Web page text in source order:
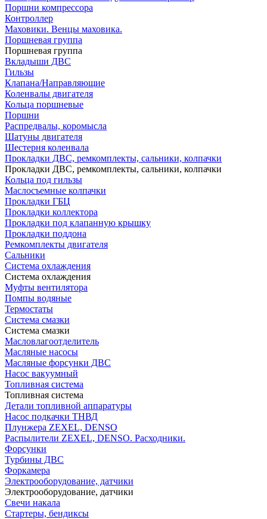
Поршни компрессора
Контроллер
Маховики. Венцы маховика.
Поршневая группа
Поршневая группа
Вкладыши ДВС
Гильзы
Клапана/Направляющие
Коленвалы двигателя
Кольца поршневые
Поршни
Распредвалы, коромысла
Шатуны двигателя
Шестерня коленвала
Прокладки ДВС, ремкомплекты, сальники, колпачки
Прокладки ДВС, ремкомплекты, сальники, колпачки
Кольца под гильзы
Маслосъемные колпачки
Прокладки ГБЦ
Прокладки коллектора
Прокладки под клапанную крышку
Прокладки поддона
Ремкомплекты двигателя
Сальники
Система охлаждения
Система охлаждения
Муфты вентилятора
Помпы водяные
Термостаты
Система смазки
Система смазки
Масловлагоотделитель
Масляные насосы
Масляные форсунки ДВС
Насос вакуумный
Топливная система
Топливная система
Детали топливной аппаратуры
Насос подкачки ТНВД
Плунжера ZEXEL, DENSO
Распылители ZEXEL, DENSO. Расходники.
Форсунки
Турбины ДВС
Форкамера
Электрооборудование, датчики
Электрооборудование, датчики
Свечи накала
Стартеры, бендиксы